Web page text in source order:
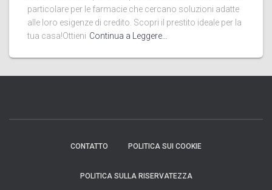
particolare per le farmacie che cercano soluzioni adatte
alle loro esigenze di credito. Scopri il prestito ideale per la
tua casa!Ottieni Continua a Leggere…
CONTATTO POLITICA SUI COOKIE
POLITICA SULLA RISERVATEZZA